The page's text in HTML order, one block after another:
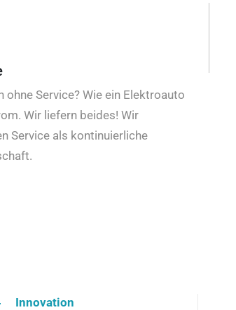
ohne Service? Wie ein Elektroauto
Wir liefern beides! Wir
Service als kontinuierliche
Innovation